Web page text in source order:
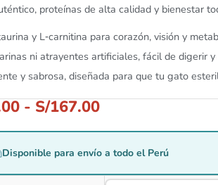
proteínas de alta calidad y bienestar
y L‑carnitina para corazón, visión y
ni atrayentes artificiales, fácil de digerir
y sabrosa, diseñada para que tu gato
- S/167.00
Disponible para envío a todo el Perú